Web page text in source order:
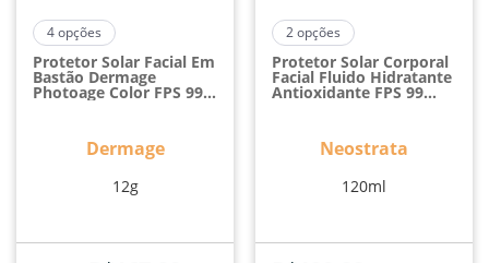
4opções
Protetor Solar Facial Em
Bastão Dermage
Photoage Color FPS 99
Bege Claro 12g
Dermage
12g
2opções
Protetor Solar Corporal
Facial Fluido Hidratante
Antioxidante FPS 99
Neostrata
120ml